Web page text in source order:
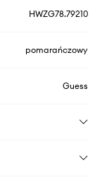
HWZG78.79210
pomarańczowy
Guess